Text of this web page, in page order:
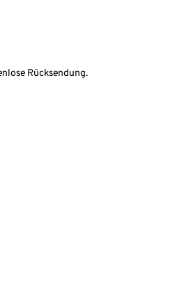
Rücksendung.